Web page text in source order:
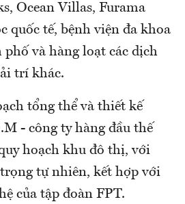
Ocean Villas, Furama
quốc tế, bệnh viện đa khoa
và hàng loạt các dịch
trí khác.
tổng thể và thiết kế
- công ty hàng đầu thế
hoạch khu đô thị, với
tự nhiên, kết hợp với
của tập đoàn FPT.